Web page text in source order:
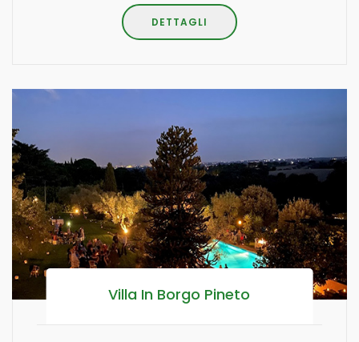
DETTAGLI
Villa In Borgo Pineto